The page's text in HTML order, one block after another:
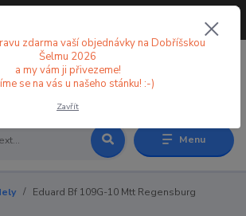
Menu
Eduard Bf 109G-10 Mtt Regensburg
zdarma vaší objednávky na Dobříšskou
Šelmu 2026
a my vám ji přivezeme!
se na vás u našeho stánku! :-)
Zavřít